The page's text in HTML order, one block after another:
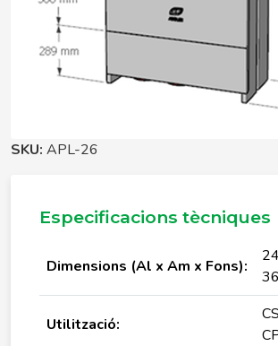
SKU: APL-26
Especificacions tècniques
Dimensions (Al x Am x Fons):
Utilització: